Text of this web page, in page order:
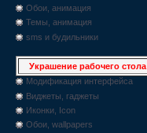
Обои, анимация
Темы, анимация
sms и будильники
Украшение рабочего стола
Модификация интерфейса
Виджеты, гаджеты
Иконки, Icon
Обои, wallpapers